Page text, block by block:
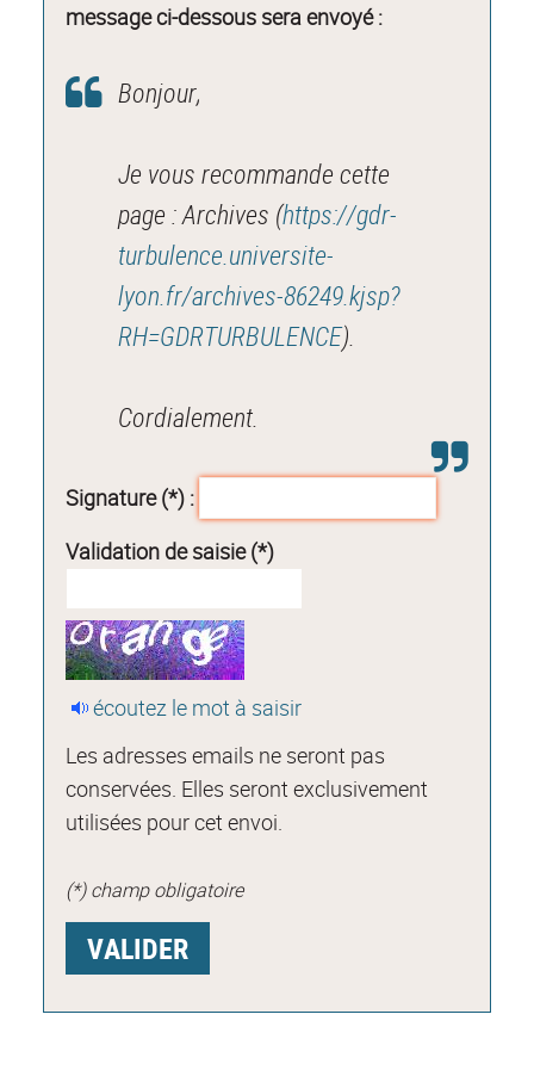
message ci-dessous sera envoyé :
Bonjour,
Je vous recommande cette
page : Archives (https://gdr-
turbulence.universite-
lyon.fr/archives-86249.kjsp?
RH=GDRTURBULENCE).
Cordialement.
Signature (*) :
Validation de saisie (*)
écoutez le mot à saisir
Les adresses emails ne seront pas
conservées. Elles seront exclusivement
utilisées pour cet envoi.
(*) champ obligatoire